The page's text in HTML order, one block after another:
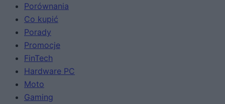
Porównania
Co kupić
Porady
Promocje
FinTech
Hardware PC
Moto
Gaming